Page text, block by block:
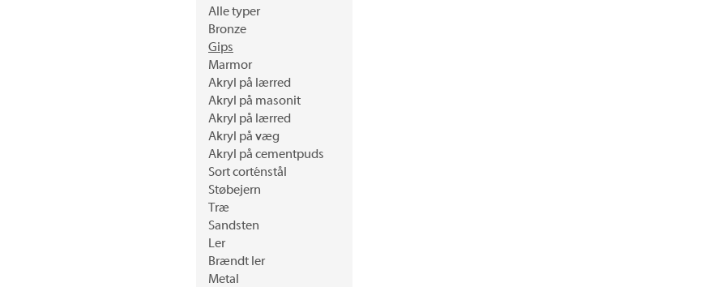
Alle typer
Bronze
Gips
Marmor
Akryl på lærred
Akryl på masonit
Akryl på lærred
Akryl på væg
Akryl på cementpuds
Sort corténstål
Støbejern
Træ
Sandsten
Ler
Brændt ler
Metal